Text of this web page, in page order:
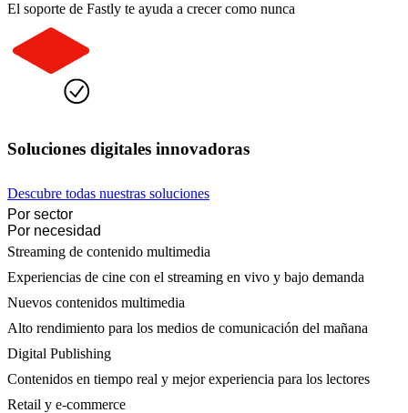
El soporte de Fastly te ayuda a crecer como nunca
Soluciones digitales innovadoras
Descubre todas nuestras soluciones
Por sector
Por necesidad
Streaming de contenido multimedia
Experiencias de cine con el streaming en vivo y bajo demanda
Nuevos contenidos multimedia
Alto rendimiento para los medios de comunicación del mañana
Digital Publishing
Contenidos en tiempo real y mejor experiencia para los lectores
Retail y e-commerce